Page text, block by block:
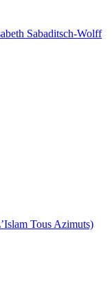
Sabaditsch-Wolff
Tous Azimuts)